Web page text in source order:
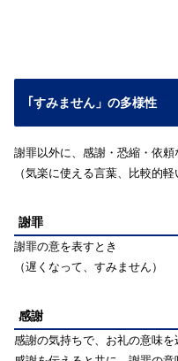
｢すみません」の多様性
謝罪以外に、感謝・恐縮・依
（気楽に使える言葉、比較的軽
謝罪
謝罪の意を表すとき
（遅くなって、すみません）
感謝
感謝の気持ちで、お礼の意味を